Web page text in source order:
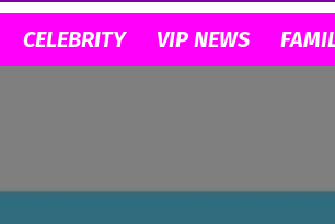
CELEBRITY VIP NEWS